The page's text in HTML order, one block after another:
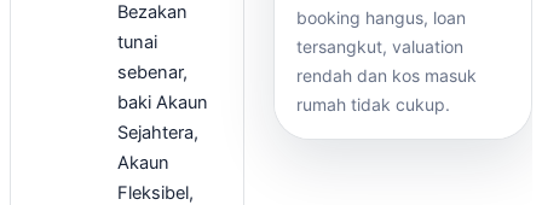
Bezakan
tunai
sebenar,
baki Akaun
Sejahtera,
Akaun
Fleksibel,
booking hangus, loan
tersangkut, valuation
rendah dan kos masuk
rumah tidak cukup.